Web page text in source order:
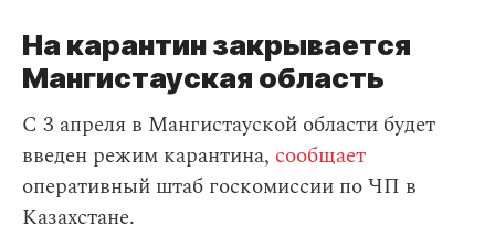
На карантин закрывается
Мангистауская область
С 3 апреля в Мангистауской области будет
введен режим карантина, сообщает
оперативный штаб госкомиссии по ЧП в
Казахстане.